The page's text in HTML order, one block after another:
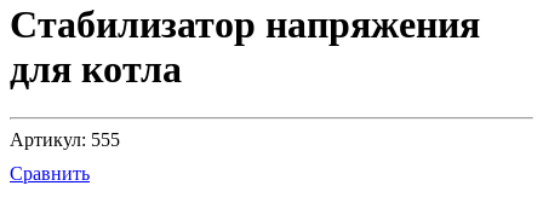
Стабилизатор напряжения
для котла
Артикул: 555
Сравнить